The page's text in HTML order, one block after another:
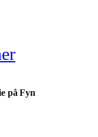
på Fyn